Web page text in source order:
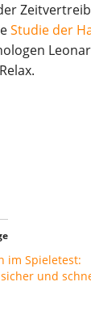
Studie der
im Spieletest:
und